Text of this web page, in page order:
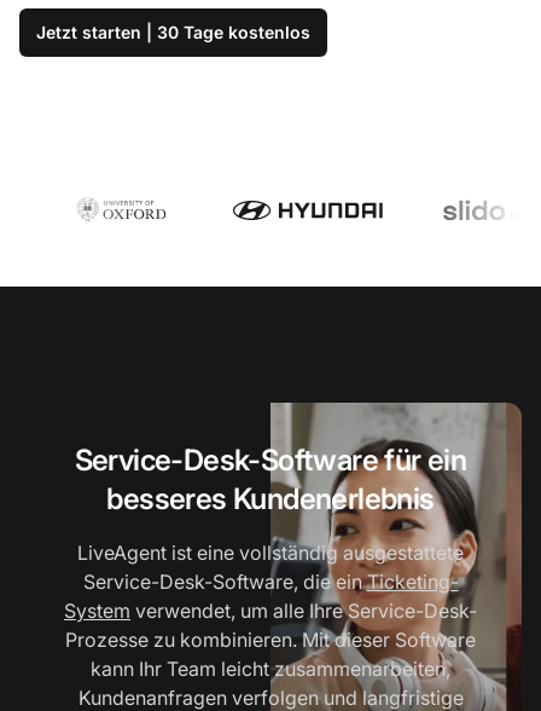
Jetzt starten | 30 Tage kostenlos
Service-Desk-Software für ein
besseres Kundenerlebnis
LiveAgent ist eine vollständig ausgestattete
Service-Desk-Software, die einTicketing-
System verwendet, um alle Ihre Service-Desk-
Prozesse zu kombinieren. Mit dieser Software
kann Ihr Team leicht zusammenarbeiten,
Kundenanfragen verfolgen und langfristige